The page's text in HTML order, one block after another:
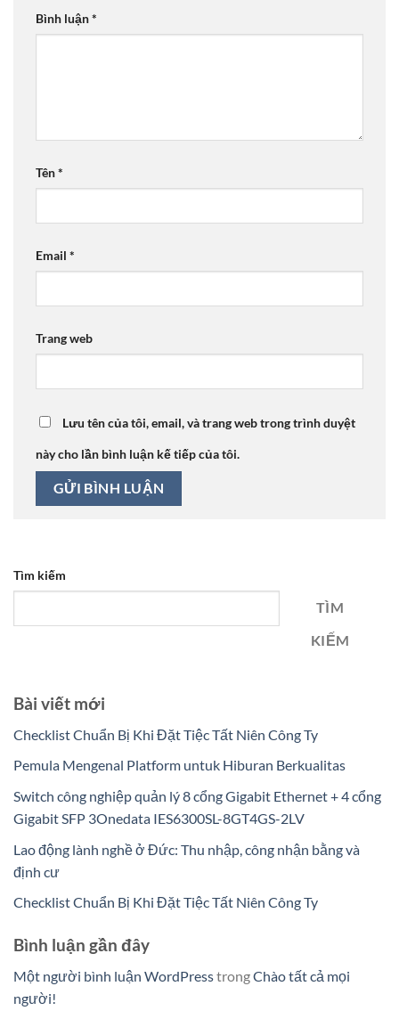
Bình luận*
Tên*
Email *
Trang web
Lưu tên của tôi, email, và trang web trong trình duyệt
này cho lần bình luận kế tiếp của tôi.
Tìm kiếm
TÌM
KIẾM
Bài viết mới
Checklist Chuẩn Bị Khi Đặt Tiệc Tất Niên Công Ty
Pemula Mengenal Platform untuk Hiburan Berkualitas
Switch công nghiệp quản lý 8 cổng Gigabit Ethernet + 4 cổng
Gigabit SFP 3Onedata IES6300SL-8GT4GS-2LV
Lao động lành nghề ở Đức: Thu nhập, công nhận bằng và
định cư
Checklist Chuẩn Bị Khi Đặt Tiệc Tất Niên Công Ty
Bình luận gần đây
Một người bình luận WordPresstrongChào tất cả mọi
người!